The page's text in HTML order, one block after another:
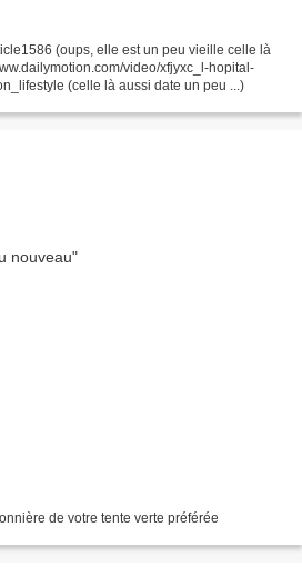
(oups, elle est un peu vieille celle là
video/xfjyxc_l-hopital-
(celle là aussi date un peu ...)
de votre tente verte préférée